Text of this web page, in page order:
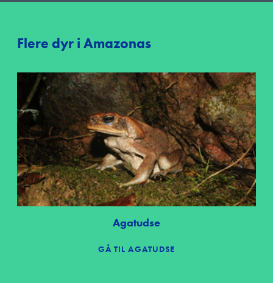
Flere dyr i Amazonas
Agatudse
GÅ TIL AGATUDSE